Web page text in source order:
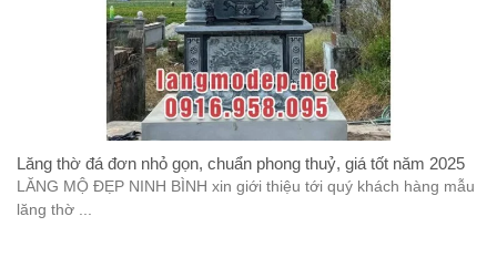
Lăng thờ đá đơn nhỏ gọn, chuẩn phong thuỷ, giá tốt năm 2025
LĂNG MỘ ĐẸP NINH BÌNH xin giới thiệu tới quý khách hàng mẫu
lăng thờ ...